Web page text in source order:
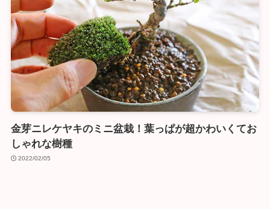
金芽ニレケヤキのミニ盆栽！葉っぱが超かわいくてお
しゃれな樹種
2022/02/05